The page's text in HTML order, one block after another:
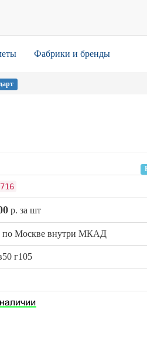
Фабрики и бренды
р. за шт
по Москве внутри МКАД
г105